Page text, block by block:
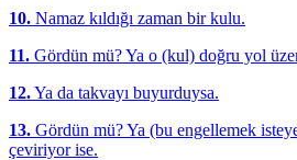
10. Namaz kıldığı zaman bir kulu.
11. Gördün mü? Ya o (kul) doğru yol
12.Ya da takvayı buyurduysa.
13. Gördün mü? Ya (bu engellemek
çeviriyor ise.